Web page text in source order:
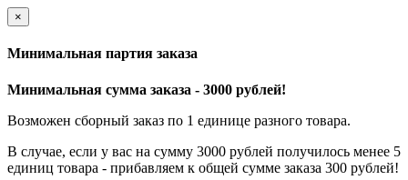
×
Минимальная партия заказа
Минимальная сумма заказа - 3000 рублей!
Возможен сборный заказ по 1 единице разного товара.
В случае, если у вас на сумму 3000 рублей получилось менее 5
единиц товара - прибавляем к общей сумме заказа 300 рублей!